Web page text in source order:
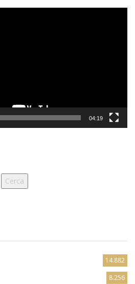
04:19
Cerca
14.882
8.256